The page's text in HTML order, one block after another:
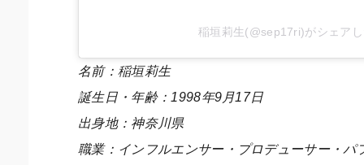
稲垣莉生(@sep17ri)がシェア
名前：稲垣莉生
誕生日・年齢：1998年9月17日
出身地：神奈川県
職業：インフルエンサー・プロデューサー・パ